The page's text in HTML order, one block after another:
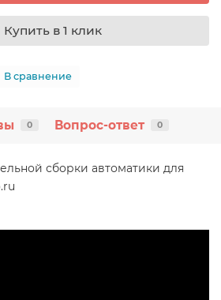
Купить в 1 клик
В сравнение
0 Вопрос-ответ 0
сборки автоматики для